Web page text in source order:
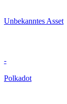
Unbekanntes Asset
-
Polkadot